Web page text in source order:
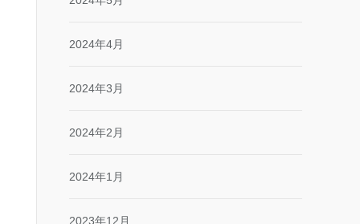
2024年4月
2024年3月
2024年2月
2024年1月
2023年12月